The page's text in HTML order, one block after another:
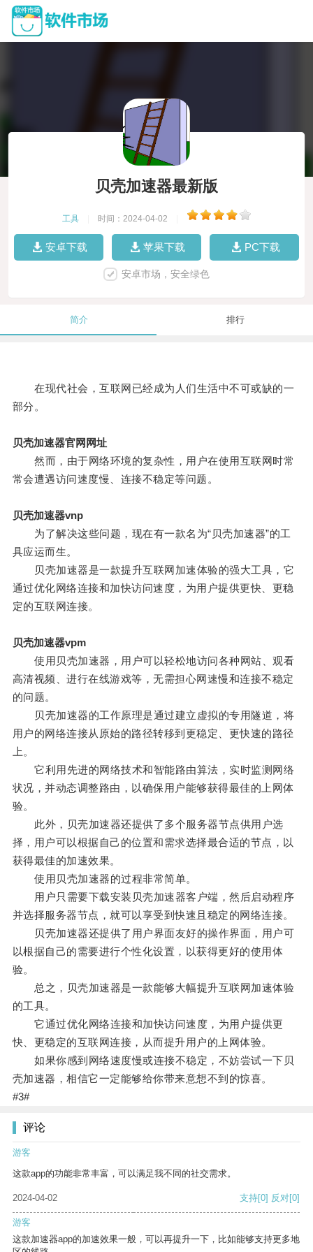
贝壳加速器最新版
工具 时间：2024-04-02
安卓下载 苹果下载 PC下载
安卓市场，安全绿色
简介 排行
在现代社会，互联网已经成为人们生活中不可或缺的一
部分。
贝壳加速器官网网址
然而，由于网络环境的复杂性，用户在使用互联网时常
常会遭遇访问速度慢、连接不稳定等问题。
贝壳加速器vnp
为了解决这些问题，现在有一款名为“贝壳加速器”的工
具应运而生。
贝壳加速器是一款提升互联网加速体验的强大工具，它
通过优化网络连接和加快访问速度，为用户提供更快、更稳
定的互联网连接。
贝壳加速器vpm
使用贝壳加速器，用户可以轻松地访问各种网站、观看
高清视频、进行在线游戏等，无需担心网速慢和连接不稳定
的问题。
贝壳加速器的工作原理是通过建立虚拟的专用隧道，将
用户的网络连接从原始的路径转移到更稳定、更快速的路径
上。
它利用先进的网络技术和智能路由算法，实时监测网络
状况，并动态调整路由，以确保用户能够获得最佳的上网体
验。
此外，贝壳加速器还提供了多个服务器节点供用户选
择，用户可以根据自己的位置和需求选择最合适的节点，以
获得最佳的加速效果。
使用贝壳加速器的过程非常简单。
用户只需要下载安装贝壳加速器客户端，然后启动程序
并选择服务器节点，就可以享受到快速且稳定的网络连接。
贝壳加速器还提供了用户界面友好的操作界面，用户可
以根据自己的需要进行个性化设置，以获得更好的使用体
验。
总之，贝壳加速器是一款能够大幅提升互联网加速体验
的工具。
它通过优化网络连接和加快访问速度，为用户提供更
快、更稳定的互联网连接，从而提升用户的上网体验。
如果你感到网络速度慢或连接不稳定，不妨尝试一下贝
壳加速器，相信它一定能够给你带来意想不到的惊喜。
#3#
评论
游客
这款app的功能非常丰富，可以满足我不同的社交需求。
2024-04-02 支持[0] 反对[0]
游客
这款加速器app的加速效果一般，可以再提升一下，比如能够支持更多地